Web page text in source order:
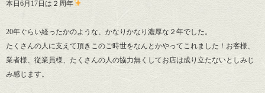
本日6月17日は２周年
20年ぐらい経ったかのような、かなりかなり濃厚な２年でした。
たくさんの人に支えて頂きこのご時世をなんとかやってこれました！お客様、
業者様、従業員様、たくさんの人の協力無くしてお店は成り立たないとしみじ
み感じます。